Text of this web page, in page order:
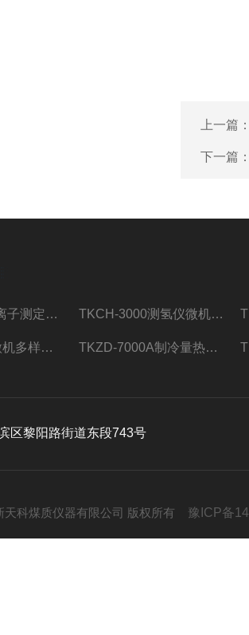
上一篇
下一篇
TKCFL-9氟氯离子测定仪自动煤质检测 TKCH-3000测氢仪微机氢元素测定煤质检测
TKDLY-8000微机多样测硫仪自动定硫仪化验室硫含量测定 TKZD-7000A制冷量热仪自动升降热值仪煤质检测
区黎阳路街道东段743号
天科煤质仪器有限公司 版权所有 豫ICP备